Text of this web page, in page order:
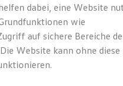
Leasing
sich.
dabei, eine Website
wie
auf sichere Bereiche
Website kann ohne diese